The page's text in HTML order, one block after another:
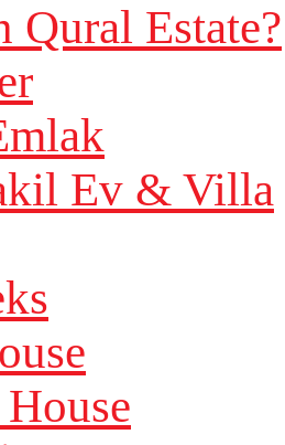
Qural Estate?
Ev & Villa